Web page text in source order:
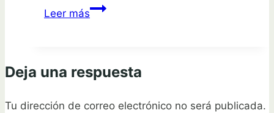
Leer másSeñales
saber
estás
Deja una respuesta
Tu dirección de correo electrónico no será publicada.